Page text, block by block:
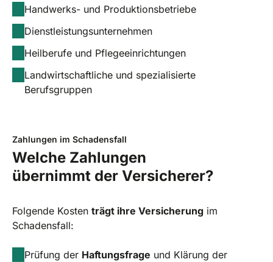
Handwerks- und Produktionsbetriebe
Dienstleistungsunternehmen
Heilberufe und Pflegeeinrichtungen
Landwirtschaftliche und spezialisierte
Berufsgruppen
Zahlungen im Schadensfall
Welche Zahlungen
übernimmt der Versicherer?
Folgende Kosten trägt ihre Versicherung im
Schadensfall:
Prüfung der Haftungsfrage und Klärung der